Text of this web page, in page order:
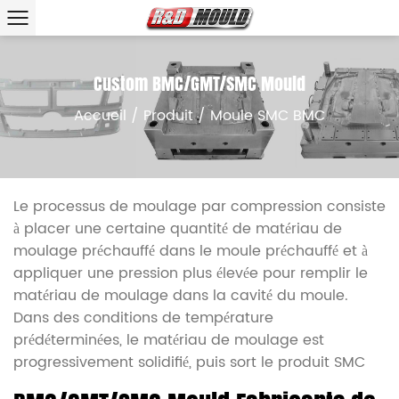
Custom BMC/GMT/SMC Mould
Accueil / Produit/Moule SMC BMC
Le processus de moulage par compression consiste
à placer une certaine quantité de matériau de
moulage préchauffé dans le moule préchauffé et à
appliquer une pression plus élevée pour remplir le
matériau de moulage dans la cavité du moule.
Dans des conditions de température
prédéterminées, le matériau de moulage est
progressivement solidifié, puis sort le produit SMC